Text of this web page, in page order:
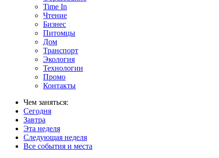
Time In
Чтение
Бизнес
Питомцы
Дом
Транспорт
Экология
Технологии
Промо
Контакты
Чем заняться:
Сегодня
Завтра
Эта неделя
Следующая неделя
Все события и места